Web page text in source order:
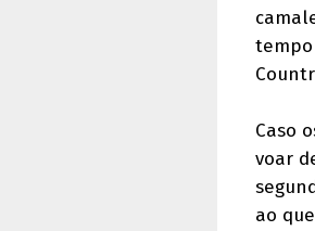
Caso
voar
ao